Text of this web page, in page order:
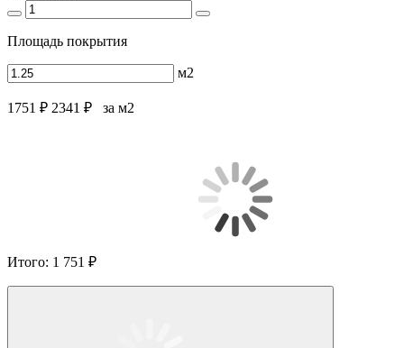
Площадь покрытия
м2
1751 ₽ 2341 ₽ за м2
Итого: 1 751 ₽